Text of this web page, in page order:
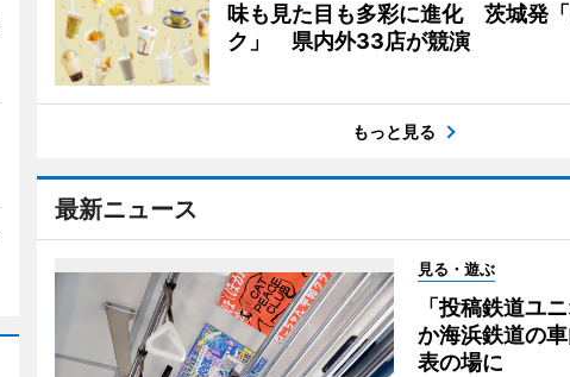
味も見た目も多彩に進化 茨城発
ク」 県内外33店が競演
もっと見る
最新ニュース
見る・遊ぶ
「投稿鉄道ユ
か海浜鉄道の
表の場に